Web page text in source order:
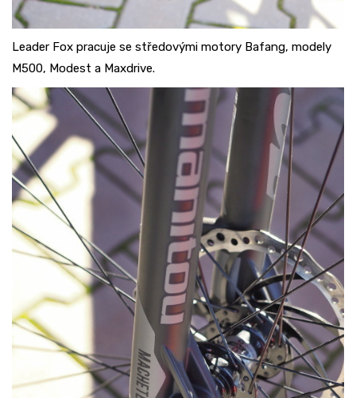
Leader Fox pracuje se středovými motory Bafang, modely
M500, Modest a Maxdrive.